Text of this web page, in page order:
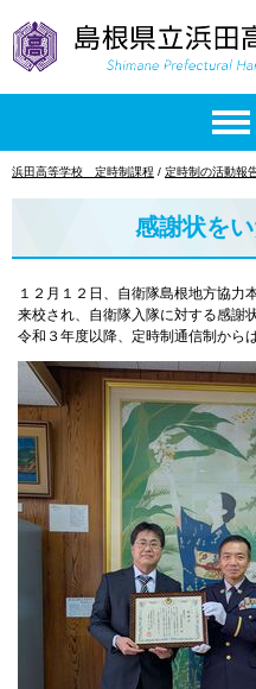
現
浜田高等学校 定時制課程 / 定時制の活動報
感謝状を
１２月１２日、自衛隊島根地方協力
来校され、自衛隊入隊に対する感謝
令和３年度以降、定時制通信制から